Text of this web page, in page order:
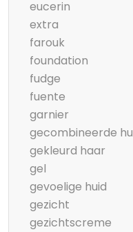
eucerin
extra
farouk
foundation
fudge
fuente
garnier
gecombineerde
gekleurd haar
gel
gevoelige huid
gezicht
gezichtscreme